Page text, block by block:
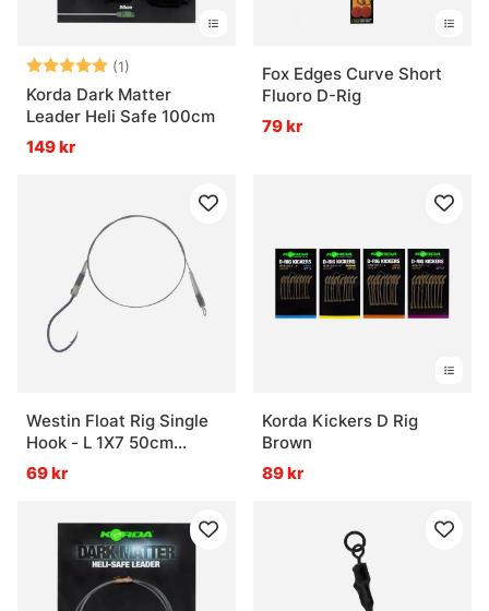
Betyg: (1)
5.0 utav 5 stjärnor
Korda Dark Matter
Leader Heli Safe 100cm
149 kr
Fox Edges Curve Short
Fluoro D-Rig
79 kr
Westin Float Rig Single
Hook - L 1X7 50cm
14Kg/30Lbs #4/0
69 kr
Korda Kickers D Rig
Brown
89 kr